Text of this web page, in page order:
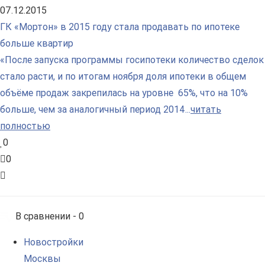
07.12.2015
ГК «Мортон» в 2015 году стала продавать по ипотеке
больше квартир
«После запуска программы госипотеки количество сделок
стало расти, и по итогам ноября доля ипотеки в общем
объёме продаж закрепилась на уровне 65%, что на 10%
больше, чем за аналогичный период 2014...читать
полностью
0
0
В сравнении - 0
Новостройки
Москвы